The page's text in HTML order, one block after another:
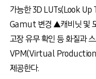
가능한 3D LUTs(Look
Gamut 변경 ▲캐비닛 및
고장 유무 확인 등 화질과
VPM(Virtual
제공한다.